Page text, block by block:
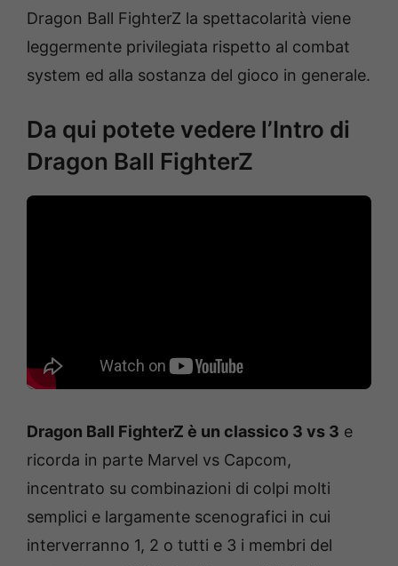
Dragon Ball FighterZ la spettacolarità viene
leggermente privilegiata rispetto al combat
system ed alla sostanza del gioco in generale.
Da qui potete vedere l’Intro di
Dragon Ball FighterZ
Dragon Ball FighterZ è un classico 3 vs 3 e
ricorda in parte Marvel vs Capcom,
incentrato su combinazioni di colpi molti
semplici e largamente scenografici in cui
interverranno 1, 2 o tutti e 3 i membri del